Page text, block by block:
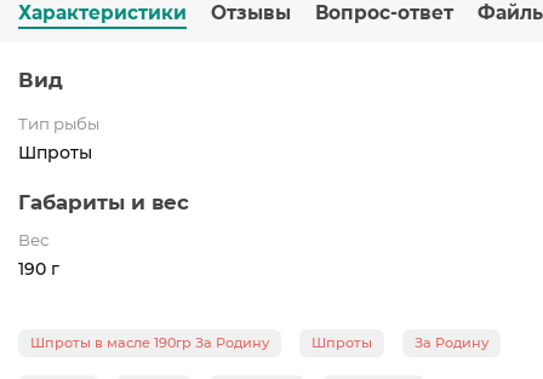
Характеристики Отзывы Вопрос-ответ
Вид
Тип рыбы
Шпроты
Габариты и вес
Вес
190 г
Шпроты в масле 190гр За Родину Шпроты За Родину